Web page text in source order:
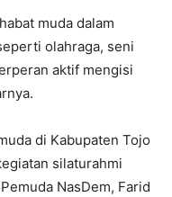
muda dalam
olahraga, seni
aktif mengisi
di Kabupaten Tojo
silaturahmi
NasDem, Farid